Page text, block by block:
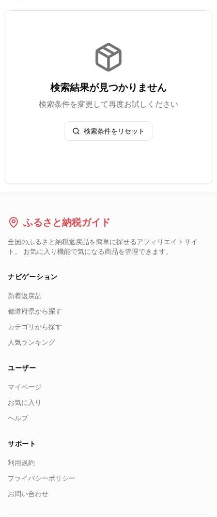
検索結果が見つかりません
検索条件を変更して再度お試しください
検索条件をリセット
ふるさと納税ガイド
全国のふるさと納税返戻品を簡単に探せるアフィリエイトサイ
ト。 お気に入り機能で気になる商品を管理できます。
ナビゲーション
新着返戻品
都道府県から探す
カテゴリから探す
人気ランキング
ユーザー
マイページ
お気に入り
ヘルプ
サポート
利用規約
プライバシーポリシー
お問い合わせ